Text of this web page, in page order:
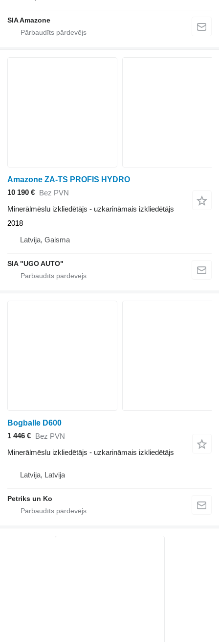
SIA Amazone
Amazone ZA-TS PROFIS HYDRO
10 190 € Bez PVN
Minerālmēslu izkliedētājs - uzkarināmais izkliedētājs
2018
Latvija, Gaisma
SIA "UGO AUTO"
Bogballe D600
1 446 € Bez PVN
Minerālmēslu izkliedētājs - uzkarināmais izkliedētājs
Latvija, Latvija
Petriks un Ko